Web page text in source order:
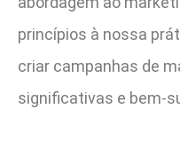
princípios à nossa
criar campanhas de
significativas e bem-